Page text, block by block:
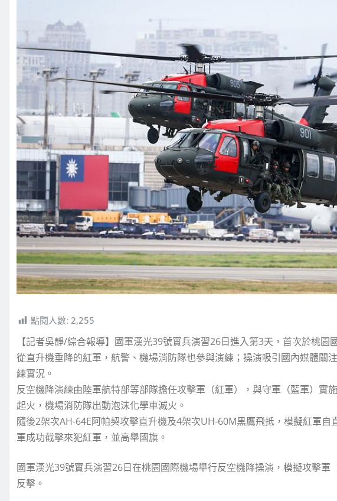
點閱人數: 2,255
【記者吳靜/綜合報導】國軍漢光39號實兵演習26日進入第3天，首次於桃
從直升機垂降的紅軍，航警、機場消防隊也參與演練；操演吸引國內媒體關
練實況。
反空機降演練由陸軍航特部等部隊擔任攻擊軍（紅軍），與守軍（藍軍）實
起火，機場消防隊出動泡沫化學車滅火。
隨後2架次AH-64E阿帕契攻擊直升機及4架次UH-60M黑鷹飛抵，模擬紅軍
軍成功截擊來犯紅軍，並高舉國旗。
國軍漢光39號實兵演習26日在桃園國際機場舉行反空機降操演，模擬攻擊軍
反擊。